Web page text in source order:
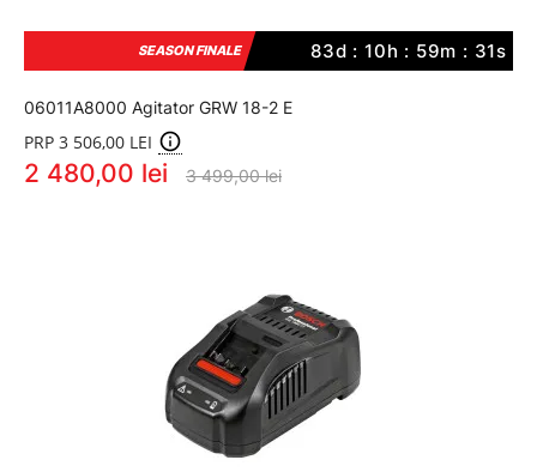
SEASON FINALE 83d : 10h : 59m : 31s
06011A8000 Agitator GRW 18-2 E
PRP 3 506,00 LEI
2 480,00 lei 3 499,00 lei